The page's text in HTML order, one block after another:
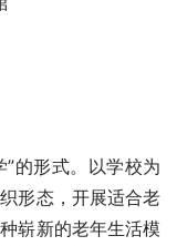
形态，开展适合老
崭新的老年生活模